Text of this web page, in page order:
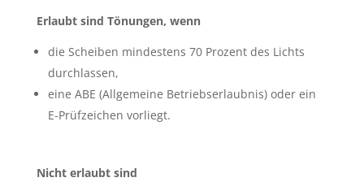
Erlaubt sind Tönungen, wenn
die Scheiben mindestens 70 Prozent des Lichts
durchlassen,
eine ABE (Allgemeine Betriebserlaubnis) oder ein
E-Prüfzeichen vorliegt.
Nicht erlaubt sind